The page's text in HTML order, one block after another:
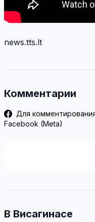
news.tts.lt
Комментарии
Для
Facebook (Meta)
В Висагинасе